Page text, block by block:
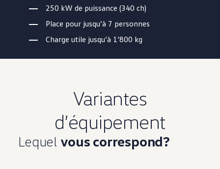
250 kW de puissance (340 ch)
Place pour jusqu’à 7 personnes
Charge utile jusqu’à 1’800 kg
Variantes
d’équipement
Lequel vous correspond?